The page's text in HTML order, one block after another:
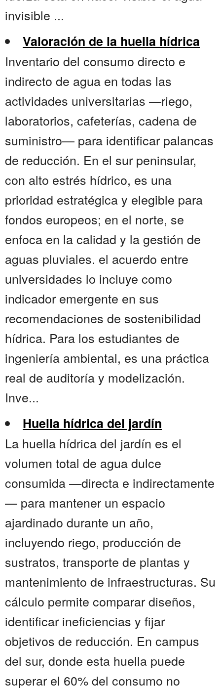
invisible ...
Valoración de la huella hídrica
Inventario del consumo directo e
indirecto de agua en todas las
actividades universitarias —riego,
laboratorios, cafeterías, cadena de
suministro— para identificar palancas
de reducción. En el sur peninsular,
con alto estrés hídrico, es una
prioridad estratégica y elegible para
fondos europeos; en el norte, se
enfoca en la calidad y la gestión de
aguas pluviales. el acuerdo entre
universidades lo incluye como
indicador emergente en sus
recomendaciones de sostenibilidad
hídrica. Para los estudiantes de
ingeniería ambiental, es una práctica
real de auditoría y modelización.
Inve...
Huella hídrica del jardín
La huella hídrica del jardín es el
volumen total de agua dulce
consumida —directa e indirectamente
— para mantener un espacio
ajardinado durante un año,
incluyendo riego, producción de
sustratos, transporte de plantas y
mantenimiento de infraestructuras. Su
cálculo permite comparar diseños,
identificar ineficiencias y fijar
objetivos de reducción. En campus
del sur, donde esta huella puede
superar el 60% del consumo no